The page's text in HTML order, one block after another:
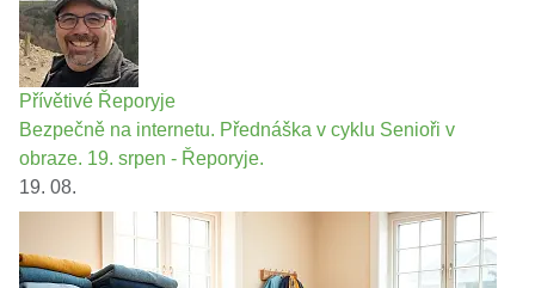
Přívětivé Řeporyje
Bezpečně na internetu. Přednáška v cyklu Senioři v
obraze. 19. srpen - Řeporyje.
19. 08.